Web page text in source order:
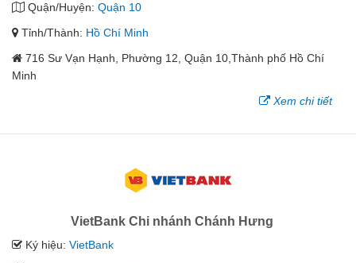
Quận/Huyện: Quận 10
Tỉnh/Thành: Hồ Chí Minh
716 Sư Vạn Hạnh, Phường 12, Quận 10,Thành phố Hồ Chí
Minh
Xem chi tiết
VietBank Chi nhánh Chánh Hưng
Ký hiệu: VietBank